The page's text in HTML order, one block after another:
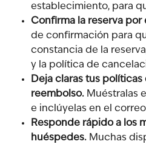
establecimiento, para
Confirma la reserva por
de confirmación para
constancia de la
y la política de
Deja claras tus
reembolso. Muéstralas
e inclúyelas en el
Responde rápido a los
huéspedes. Muchas